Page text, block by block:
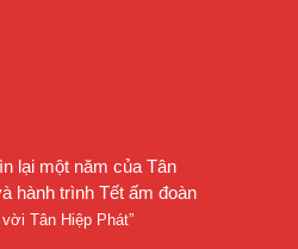
lại một năm của Tân
hành trình Tết ấm đoàn
Tân Hiệp Phát”